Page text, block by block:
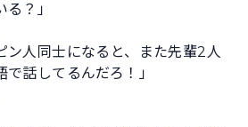
？」
ン人同士になると、また先輩2人
話してるんだろ！」